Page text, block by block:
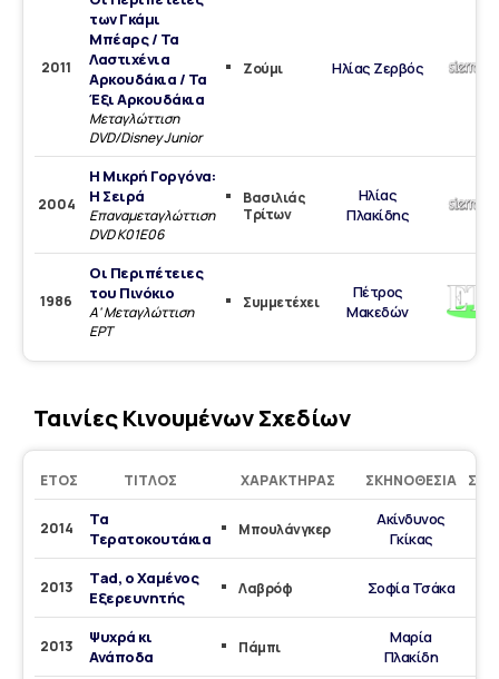
2011
των Γκάμι
Μπέαρς / Τα
Λαστιχένια
Αρκουδάκια / Τα
Έξι Αρκουδάκια
Μεταγλώττιση
DVD/Disney Junior
Ζούμι Ηλίας Ζερβός
2004
Η Μικρή Γοργόνα:
Η Σειρά
Επαναμεταγλώττιση
DVD K01E06
Βασιλιάς
Τρίτων
Ηλίας
Πλακίδης
1986
Οι Περιπέτειες
του Πινόκιο
Α' Μεταγλώττιση
ΕΡΤ
Συμμετέχει
Πέτρος
Μακεδών
Ταινίες Κινουμένων Σχεδίων
ΈΤΟΣ ΤΊΤΛΟΣ ΧΑΡΑΚΤΉΡΑΣ ΣΚΗΝΟΘΕΣΊΑ
2014
Τα
Τερατοκουτάκια
Μπουλάνγκερ
Ακίνδυνος
Γκίκας
2013
Τad, o Χαμένος
Εξερευνητής
Λαβρόφ Σοφία Τσάκα
2013
Ψυχρά κι
Ανάποδα
Πάμπι
Μαρία
Πλακίδη